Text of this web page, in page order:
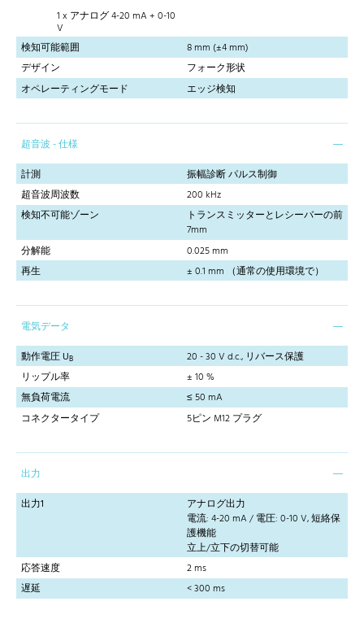
1 x アナログ 4-20 mA + 0-10
V
検知可能範囲
8 mm (±4 mm)
デザイン
フォーク形状
オペレーティングモード
エッジ検知
超音波 - 仕様
計測
振幅診断 パルス制御
超音波周波数
200 kHz
検知不可能ゾーン
トランスミッターとレシーバーの前
7mm
分解能
0.025 mm
再生
± 0.1 mm （通常の使用環境で）
電気データ
動作電圧 UB
20 - 30 V d.c., リバース保護
リップル率
± 10 %
無負荷電流
≤ 50 mA
コネクタータイプ
5ピン M12 プラグ
出力
出力1
アナログ出力
電流: 4-20 mA / 電圧: 0-10 V, 短絡保
護機能
立上/立下の切替可能
応答速度
2 ms
遅延
< 300 ms